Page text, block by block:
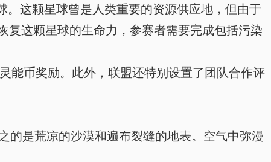
这颗星球曾是人类重要的资源供应地，但由于
复这颗星球的生命力，参赛者需要完成包括污染
能币奖励。此外，联盟还特别设置了团队合作评
是荒凉的沙漠和遍布裂缝的地表。空气中弥漫